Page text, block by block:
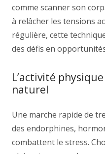
comme scanner son
à relâcher les tensions
régulière, cette
des défis en
L’activité
naturel
Une marche rapide de
des endorphines,
combattent le stress.